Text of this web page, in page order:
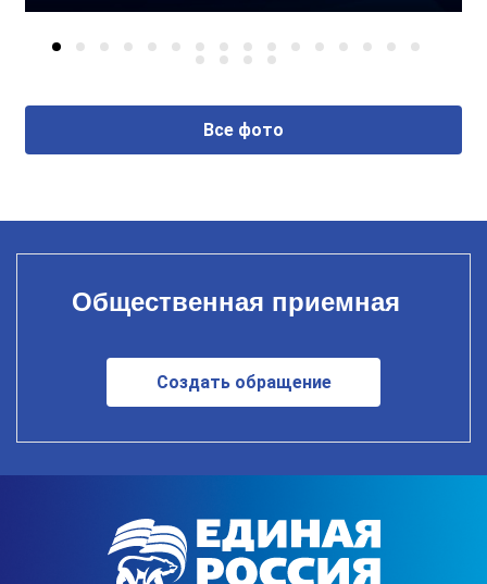
Все фото
Общественная приемная
Создать обращение